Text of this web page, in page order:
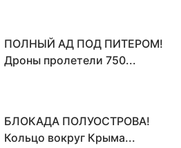
ПОЛНЫЙ АД ПОД ПИТЕРОМ!
Дроны пролетели 750...
БЛОКАДА ПОЛУОСТРОВА!
Кольцо вокруг Крыма...